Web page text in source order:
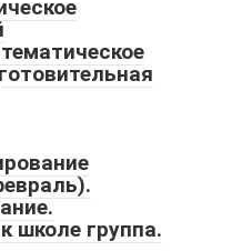
школе группа.